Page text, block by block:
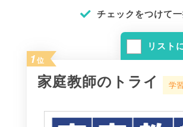
チェックをつけて一
リスト
1 位
家庭教師のトライ 学